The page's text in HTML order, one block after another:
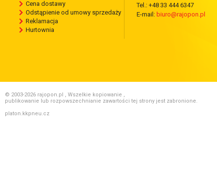
Cena dostawy
Odstąpienie od umowy sprzedaży
Reklamacja
Hurtownia
Tel.: +48 33 444 6347
E-mail: biuro@rajopon.pl
© 2003-2026 rajopon.pl , Wszelkie kopiowanie ,
publikowanie lub rozpowszechnianie zawartości tej strony jest zabronione.
platon.kkpneu.cz